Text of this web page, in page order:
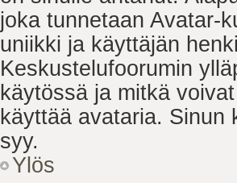
joka tunnetaan Avatar-
uniikki ja käyttäjän
Keskustelufoorumin
käytössä ja mitkä
käyttää avataria. Sinun
syy.
Ylös